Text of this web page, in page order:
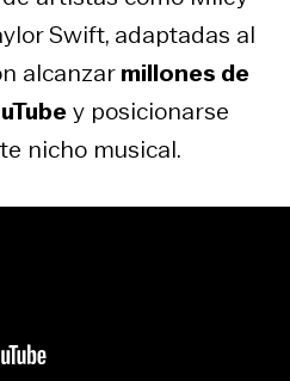
Swift, adaptadas al
alcanzarmillones de
y posicionarse
nicho musical.